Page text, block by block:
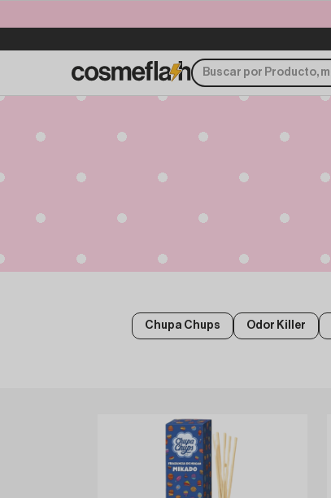
Chupa Chups Odor Killer